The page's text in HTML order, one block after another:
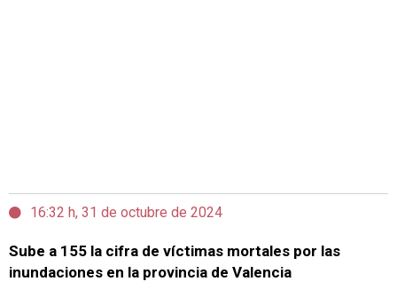
16:32 h, 31 de octubre de 2024
Sube a 155 la cifra de víctimas mortales por las
inundaciones en la provincia de Valencia